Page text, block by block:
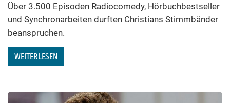
Über 3.500 Episoden Radiocomedy, Hörbuchbestseller
und Synchronarbeiten durften Christians Stimmbänder
beanspruchen.
WEITERLESEN